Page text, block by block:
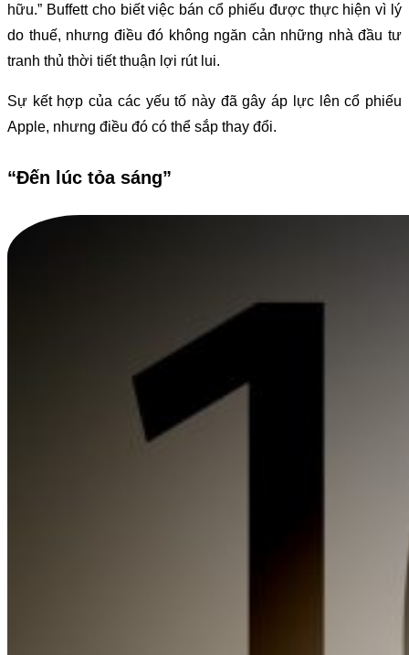
hữu.” Buffett cho biết việc bán cổ phiếu được thực hiện vì lý
do thuế, nhưng điều đó không ngăn cản những nhà đầu tư
tranh thủ thời tiết thuận lợi rút lui.
Sự kết hợp của các yếu tố này đã gây áp lực lên cổ phiếu
Apple, nhưng điều đó có thể sắp thay đổi.
“Đến lúc tỏa sáng”